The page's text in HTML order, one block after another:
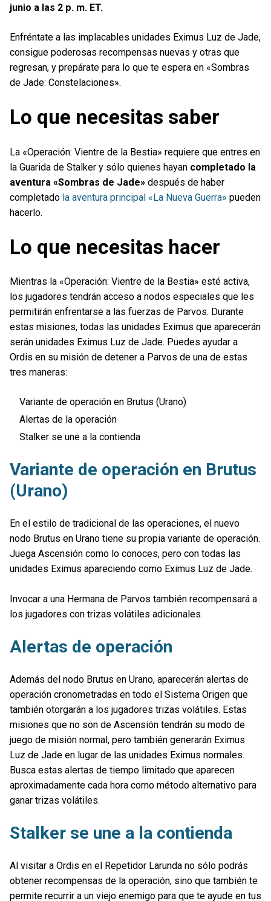
junio a las 2 p. m. ET.
Enfréntate a las implacables unidades Eximus Luz de Jade,
consigue poderosas recompensas nuevas y otras que
regresan, y prepárate para lo que te espera en «Sombras
de Jade: Constelaciones».
Lo que necesitas saber
La «Operación: Vientre de la Bestia» requiere que entres en
la Guarida de Stalker y sólo quienes hayan completado la
aventura «Sombras de Jade» después de haber
completado la aventura principal «La Nueva Guerra» pueden
hacerlo.
Lo que necesitas hacer
Mientras la «Operación: Vientre de la Bestia» esté activa,
los jugadores tendrán acceso a nodos especiales que les
permitirán enfrentarse a las fuerzas de Parvos. Durante
estas misiones, todas las unidades Eximus que aparecerán
serán unidades Eximus Luz de Jade. Puedes ayudar a
Ordis en su misión de detener a Parvos de una de estas
tres maneras:
Variante de operación en Brutus (Urano)
Alertas de la operación
Stalker se une a la contienda
Variante de operación en Brutus
(Urano)
En el estilo de tradicional de las operaciones, el nuevo
nodo Brutus en Urano tiene su propia variante de operación.
Juega Ascensión como lo conoces, pero con todas las
unidades Eximus apareciendo como Eximus Luz de Jade.
Invocar a una Hermana de Parvos también recompensará a
los jugadores con trizas volátiles adicionales.
Alertas de operación
Además del nodo Brutus en Urano, aparecerán alertas de
operación cronometradas en todo el Sistema Origen que
también otorgarán a los jugadores trizas volátiles. Estas
misiones que no son de Ascensión tendrán su modo de
juego de misión normal, pero también generarán Eximus
Luz de Jade en lugar de las unidades Eximus normales.
Busca estas alertas de tiempo limitado que aparecen
aproximadamente cada hora como método alternativo para
ganar trizas volátiles.
Stalker se une a la contienda
Al visitar a Ordis en el Repetidor Larunda no sólo podrás
obtener recompensas de la operación, sino que también te
permite recurrir a un viejo enemigo para que te ayude en tus